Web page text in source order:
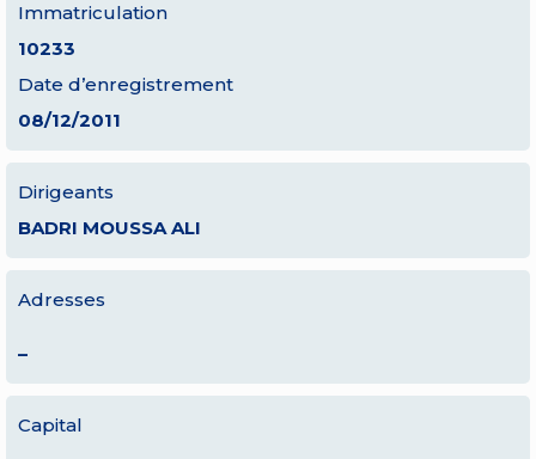
Immatriculation
10233
Date d’enregistrement
08/12/2011
Dirigeants
BADRI MOUSSA ALI
Adresses
–
Capital